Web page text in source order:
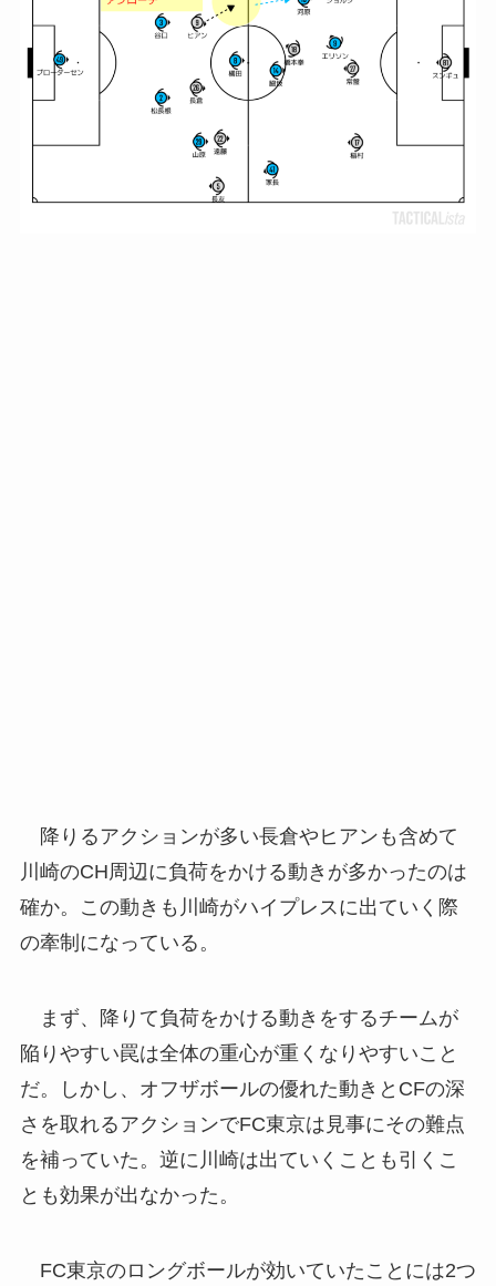
降りるアクションが多い長倉やヒアンも含めて
川崎のCH周辺に負荷をかける動きが多かったのは
確か。この動きも川崎がハイプレスに出ていく際
の牽制になっている。
まず、降りて負荷をかける動きをするチームが
陥りやすい罠は全体の重心が重くなりやすいこと
だ。しかし、オフザボールの優れた動きとCFの深
さを取れるアクションでFC東京は見事にその難点
を補っていた。逆に川崎は出ていくことも引くこ
とも効果が出なかった。
FC東京のロングボールが効いていたことには2つ